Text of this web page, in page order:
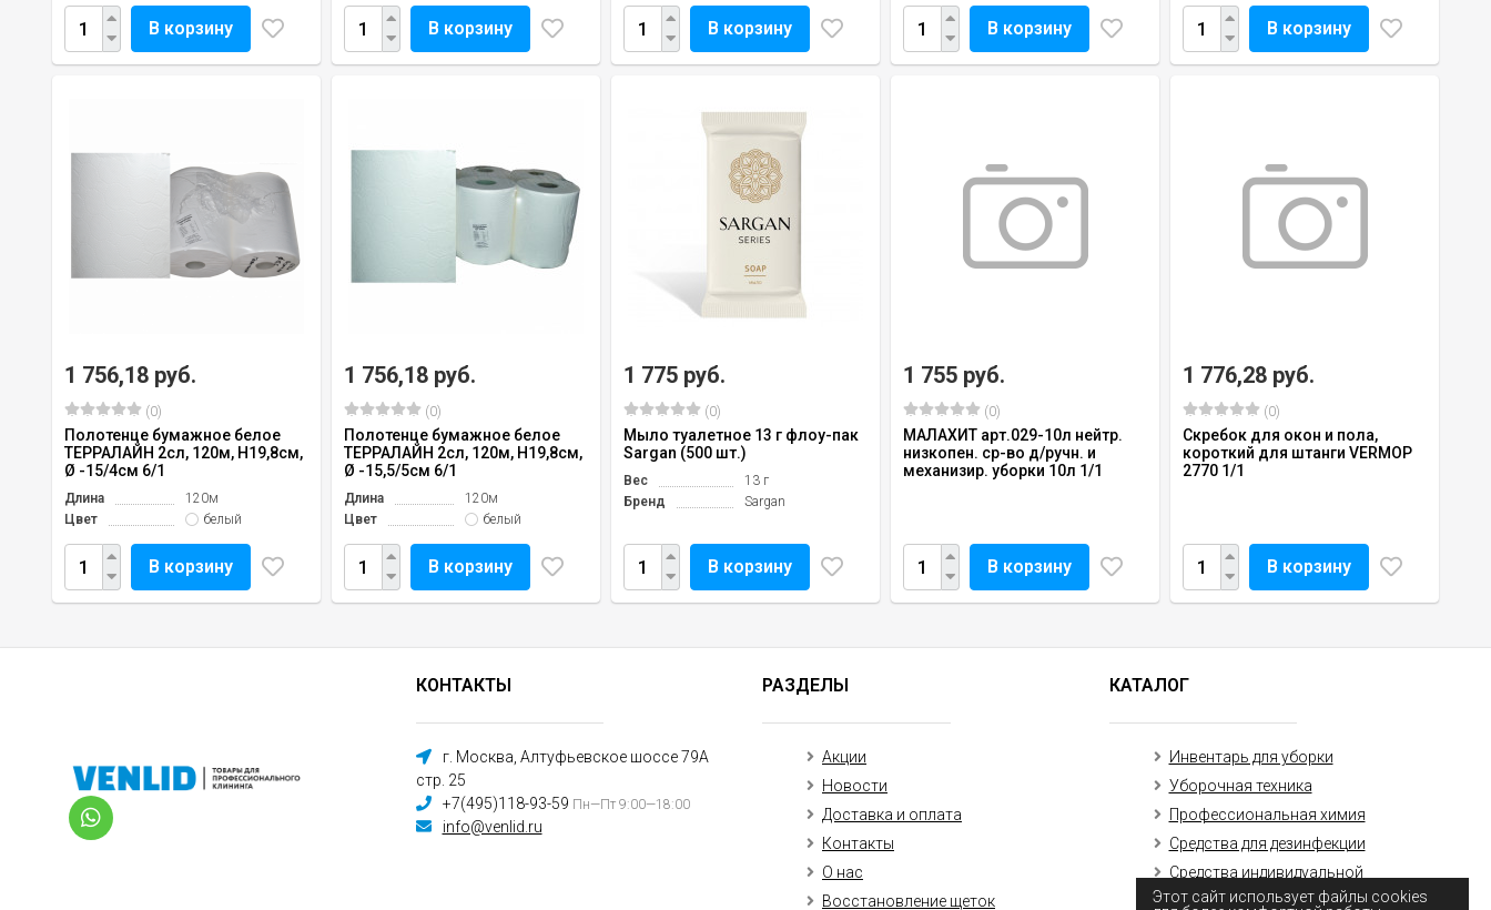
Этот сайт использует файлы cookies
В корзину В корзину В корзину В корзину В корзину
1 756,18 руб.
(0)
Полотенце бумажное белое
ТЕРРАЛАЙН 2сл, 120м, H19,8см,
Ø -15/4см 6/1
Длина
120м
Цвет
белый
В корзину
1 756,18 руб.
(0)
Полотенце бумажное белое
ТЕРРАЛАЙН 2сл, 120м, H19,8см,
Ø -15,5/5см 6/1
Длина
120м
Цвет
белый
В корзину
1 775 руб.
(0)
Мыло туалетное 13 г флоу-пак
Sargan (500 шт.)
Вес
13 г
Бренд
Sargan
В корзину
1 755 руб.
(0)
МАЛАХИТ арт.029-10л нейтр.
низкопен. ср-во д/ручн. и
механизир. уборки 10л 1/1
В корзину
1 776,28 руб.
(0)
Скребок для окон и пола,
короткий для штанги VERMOP
2770 1/1
В корзину
КОНТАКТЫ
г. Москва, Алтуфьевское шоссе 79А
стр. 25
+7(495)118-93-59 Пн—Пт 9:00—18:00
info@venlid.ru
РАЗДЕЛЫ
Акции
Новости
Доставка и оплата
Контакты
О нас
Восстановление щеток
КАТАЛОГ
Инвентарь для уборки
Уборочная техника
Профессиональная химия
Средства для дезинфекции
Средства индивидуальной
защиты (маски, перчатки)